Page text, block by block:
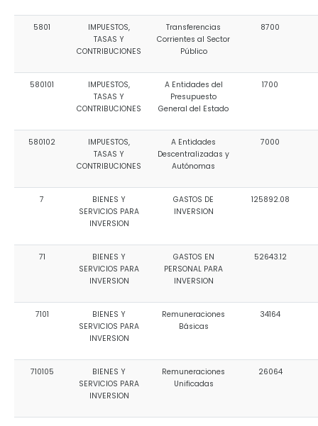
5801
IMPUESTOS,
TASAS Y
CONTRIBUCIONES
Transferencias
Corrientes al Sector
Público
8700
580101
IMPUESTOS,
TASAS Y
CONTRIBUCIONES
A Entidades del
Presupuesto
General del Estado
1700
580102
IMPUESTOS,
TASAS Y
CONTRIBUCIONES
A Entidades
Descentralizadas y
Autónomas
7000
7
BIENES Y
SERVICIOS PARA
INVERSION
GASTOS DE
INVERSION
125892.08
71
BIENES Y
SERVICIOS PARA
INVERSION
GASTOS EN
PERSONAL PARA
INVERSION
52643.12
7101
BIENES Y
SERVICIOS PARA
INVERSION
Remuneraciones
Básicas
34164
710105
BIENES Y
SERVICIOS PARA
INVERSION
Remuneraciones
Unificadas
26064